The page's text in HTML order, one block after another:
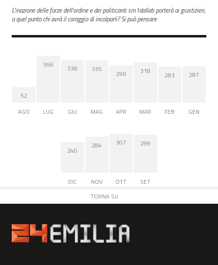
L'inazione delle forze dell'ordine e dei politicanti sm1dollati porterà ai giustizieri,
a quel punto chi avrà il coraggio di incolparli? Si può pensare
52
AGO
366
LUG
338
GIU
335
MAG
296
APR
318
MAR
283
FEB
287
GEN
240
DIC
284
NOV
307
OTT
299
SET
TORNA SU